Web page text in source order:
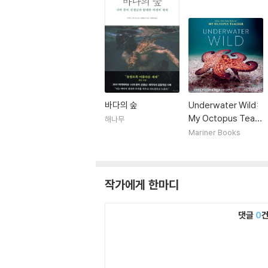
바다의 숲
해나무
Underwater Wild:
My Octopus Teac
her's Extraordinar
Mariner Books
작가에게 한마디
댓글 0